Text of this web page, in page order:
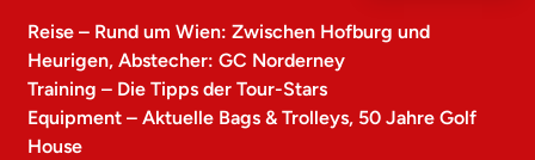
Reise – Rund um Wien: Zwischen Hofburg und
Heurigen, Abstecher: GC Norderney
Training – Die Tipps der Tour-Stars
Equipment – Aktuelle Bags & Trolleys, 50 Jahre Golf
House